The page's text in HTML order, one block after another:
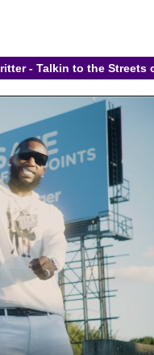
- Talkin to the Streets